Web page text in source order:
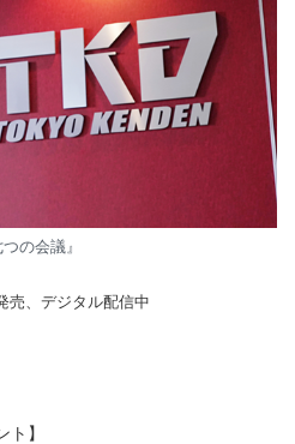
つの会議』
売、デジタル配信中
ト】